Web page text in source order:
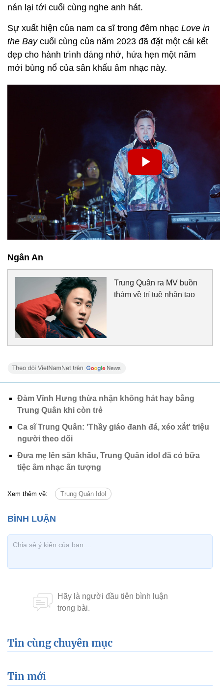
nán lại tới cuối cùng nghe anh hát.
Sự xuất hiện của nam ca sĩ trong đêm nhạc Love in
the Bay cuối cùng của năm 2023 đã đặt một cái kết
đẹp cho hành trình đáng nhớ, hứa hẹn một năm
mới bùng nổ của sân khấu âm nhạc này.
Ngân An
Trung Quân ra MV buồn
thảm về trí tuệ nhân tạo
Đàm Vĩnh Hưng thừa nhận không hát hay bằng
Trung Quân khi còn trẻ
Ca sĩ Trung Quân: 'Thầy giáo đanh đá, xéo xắt' triệu
người theo dõi
Đưa mẹ lên sân khấu, Trung Quân idol đã có bữa
tiệc âm nhạc ấn tượng
Xem thêm về: Trung Quân Idol
Tin cùng chuyên mục
Tin mới